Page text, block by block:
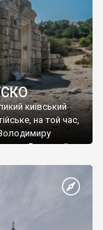
київський
на той час,
Василю ІІ, та
християнином.
Таврійського